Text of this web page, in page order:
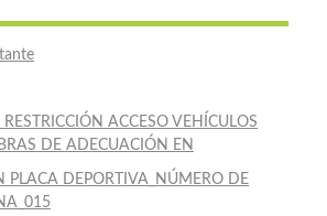
ACCESO VEHÍCULOS
DE ADECUACIÓN EN
PLACA DEPORTIVA_NÚMERO DE